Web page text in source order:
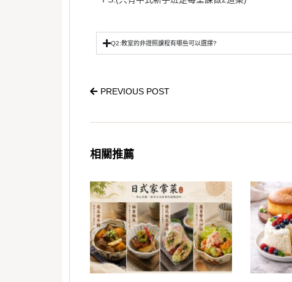
Q2:教室的非證照課程有哪些可以選擇?
PREVIOUS POST
相關推薦